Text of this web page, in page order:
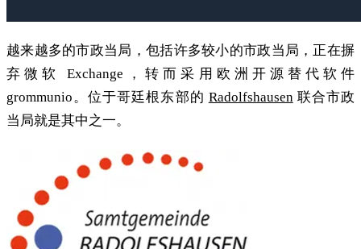
越来越多的市政当局，包括许多较小的市政当局，正在摒
弃微软 Exchange，转而采用欧洲开源替代软件
grommunio。位于哥廷根东部的 Radolfshausen联合市政
当局就是其中之一。